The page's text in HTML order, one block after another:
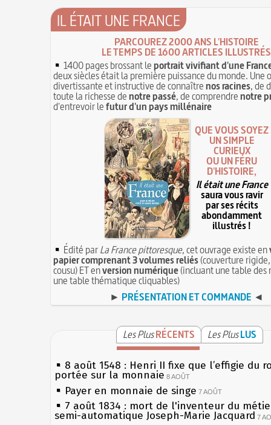
IL ÉTAIT UNE FRANCE
PARCOUREZ 2000 ANS L'HISTOIRE
LE TEMPS DE 1600 ARTICLES ILLUSTRÉS
1400 pages brossant leportrait vivifiant d'une
deux siècles était la première puissance du monde. Une
divertissante et instructive de connaîtrenos racines, de
toute la richesse denotre passé, de comprendrenotre
d'entrevoir lefutur d'un pays millénaire
QUE VOUS SOYEZ
UN SIMPLE
CURIEUX
OU UN FÉRU
D'HISTOIRE,
Il était une France
saura vous ravir
par ses récits
abondamment
illustrés !
Édité parLa France pittoresque, cet ouvrage existe en
papier comprenant 3 volumes reliés(couverture
cousu) ET enversion numérique(incluant une table des
une table thématique cliquables)
► PRÉSENTATION ET COMMANDE ◄
Les PlusRÉCENTS Les PlusLUS
8 août 1548 : Henri II fixe que l’effigie du
portée sur la monnaie 8 AOÛT
Payer en monnaie de singe 7 AOÛT
7 août 1834 : mort de l'inventeur du
semi-automatique Joseph-Marie Jacquard 7